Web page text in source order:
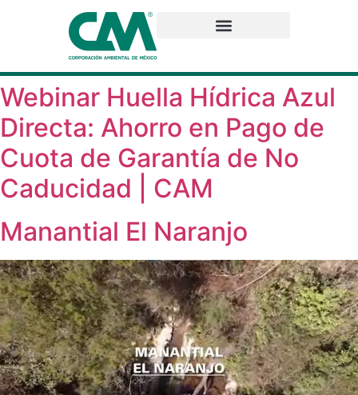
Webinar Huella Hídrica Azul
Directa: Ahorro en Pago de
Cuota de Garantía de No
Caducidad | CAM
Manantial El Naranjo